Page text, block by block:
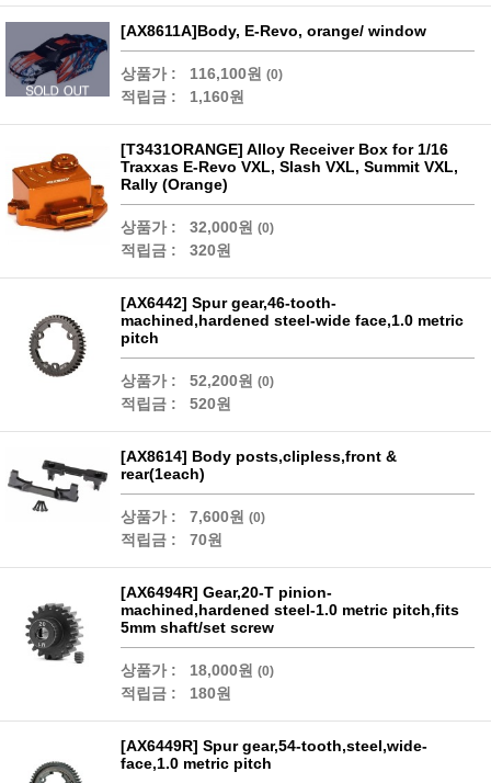
[AX8611A]Body, E-Revo, orange/ window
상품가 : 116,100원 (0)
적립금 : 1,160원
[T3431ORANGE] Alloy Receiver Box for 1/16
Traxxas E-Revo VXL, Slash VXL, Summit VXL,
Rally (Orange)
상품가 : 32,000원 (0)
적립금 : 320원
[AX6442] Spur gear,46-tooth-
machined,hardened steel-wide face,1.0 metric
pitch
상품가 : 52,200원 (0)
적립금 : 520원
[AX8614] Body posts,clipless,front &
rear(1each)
상품가 : 7,600원 (0)
적립금 : 70원
[AX6494R] Gear,20-T pinion-
machined,hardened steel-1.0 metric pitch,fits
5mm shaft/set screw
상품가 : 18,000원 (0)
적립금 : 180원
[AX6449R] Spur gear,54-tooth,steel,wide-
face,1.0 metric pitch